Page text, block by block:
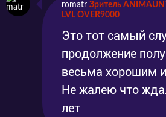
romatr Зритель ANIMAUNT
LVL OVER9000
Это тот самый
продолжение
весьма хорошим
Не жалею что
лет